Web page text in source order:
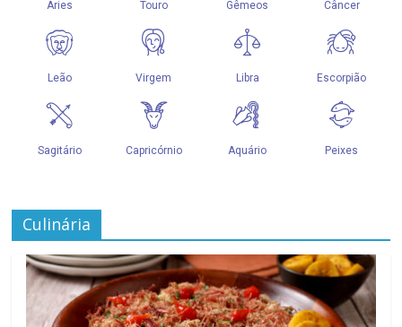
Culinária